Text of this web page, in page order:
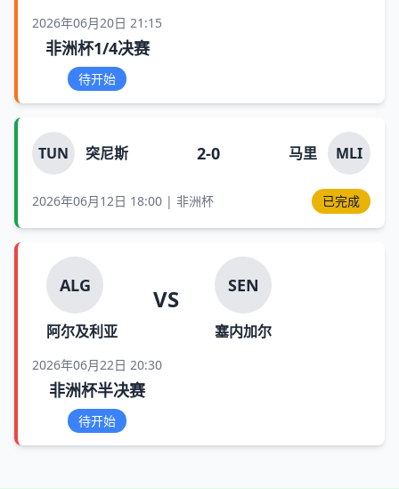
2026年06月20日 21:15
非洲杯1/4决赛
待开始
TUN 突尼斯 2-0 马里 MLI
2026年06月12日 18:00 | 非洲杯 已完成
ALG
阿尔及利亚
VS SEN
塞内加尔
2026年06月22日 20:30
非洲杯半决赛
待开始